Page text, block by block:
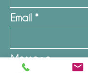
Email
Message